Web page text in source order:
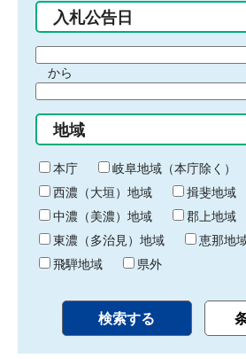
入札公告日
間
始
り
から
間
終
わ
り
地域
本庁
岐阜地域（本庁除く）
西濃（大垣）地域
揖斐地域
中濃（美濃）地域
郡上地域
東濃（多治見）地域
恵那地
飛騨地域
県外